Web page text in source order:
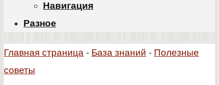
Навигация
Разное
Главная страница - База знаний - Полезные
советы